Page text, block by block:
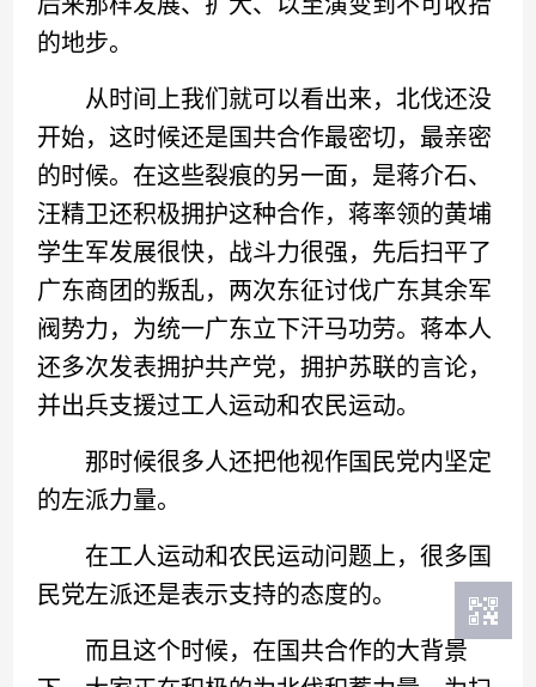
的地步。
从时间上我们就可以看出来，北伐还没
开始，这时候还是国共合作最密切，最亲密
的时候。在这些裂痕的另一面，是蒋介石、
汪精卫还积极拥护这种合作，蒋率领的黄埔
学生军发展很快，战斗力很强，先后扫平了
广东商团的叛乱，两次东征讨伐广东其余军
阀势力，为统一广东立下汗马功劳。蒋本人
还多次发表拥护共产党，拥护苏联的言论，
并出兵支援过工人运动和农民运动。
那时候很多人还把他视作国民党内坚定
的左派力量。
在工人运动和农民运动问题上，很多国
民党左派还是表示支持的态度的。
而且这个时候，在国共合作的大背景